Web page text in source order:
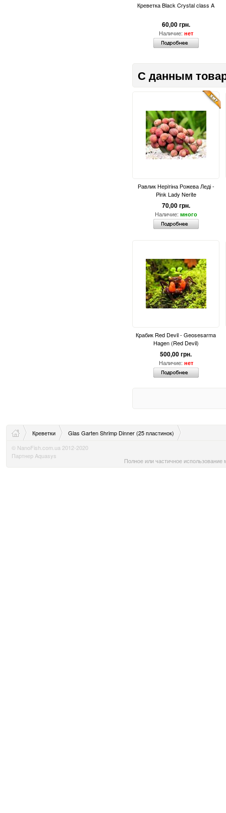
Креветка Black Crystal class A
60,00 грн.
Наличие: нет
С данным
Равлик Нерітіна Рожева Леді -
Pink Lady Nerite
70,00 грн.
Наличие: много
Крабик Red Devil - Geosesarma
Hagen (Red Devil)
500,00 грн.
Наличие: нет
Креветки
Glas Garten Shrimp Dinner (25 пластинок)
© NanoFish.com.ua 2012-2020
Партнер Aquasys
Полное или частичное